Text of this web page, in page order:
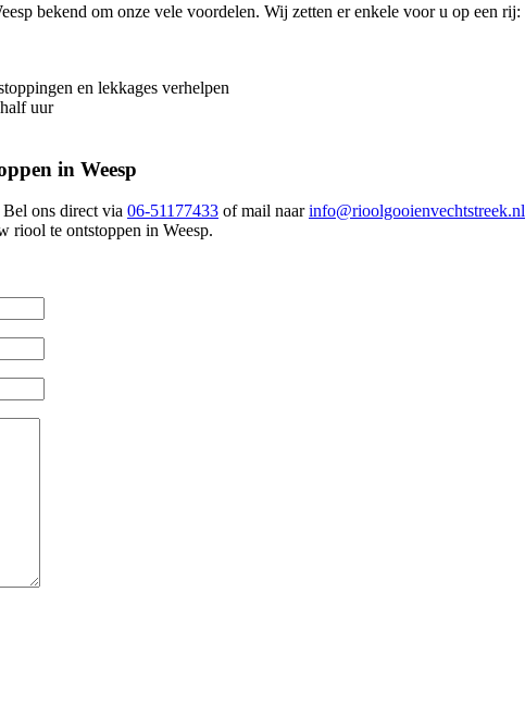
bekend om onze vele voordelen. Wij zetten er enkele voor u op een rij:
en lekkages verhelpen
uur
in Weesp
ons direct via 06-51177433 of mail naarinfo@rioolgooienvechtstreek.nl
riool te ontstoppen in Weesp.